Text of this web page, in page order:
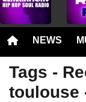
NEWS
Tags -
toulouse